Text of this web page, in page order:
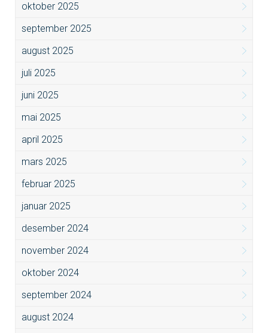
oktober 2025
september 2025
august 2025
juli 2025
juni 2025
mai 2025
april 2025
mars 2025
februar 2025
januar 2025
desember 2024
november 2024
oktober 2024
september 2024
august 2024